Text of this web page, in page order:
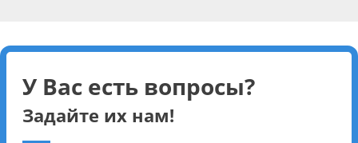
У Вас есть вопросы?
Задайте их нам!